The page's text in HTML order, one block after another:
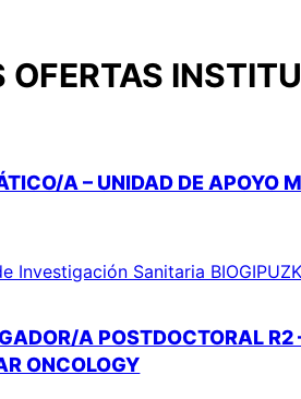
OFERTAS
A – UNIDAD DE APOYO
Investigación Sanitaria
A POSTDOCTORAL R2
ONCOLOGY